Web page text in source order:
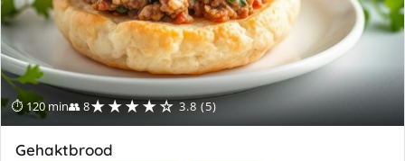
⏱ 120 min👥 8★★★★☆ 3.8 (5)
Gehaktbrood